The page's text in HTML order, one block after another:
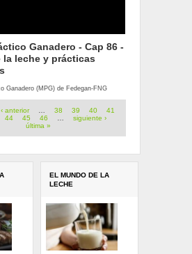
Ganadero - Cap 86 -
la leche y prácticas
Ganadero (MPG) de Fedegan-FNG
‹ anterior … 38 39 40
41
44 45 46 …
siguiente ›
última »
EL MUNDO DE LA
LECHE